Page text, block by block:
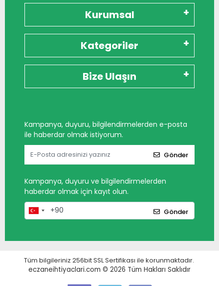
Kurumsal
Kategoriler
Bize Ulaşın
Kampanya, duyuru, bilgilendirmelerden e-posta
ile haberdar olmak istiyorum.
Gönder
Kampanya, duyuru ve bilgilendirmelerden
haberdar olmak için kayıt olun.
Gönder
Tüm bilgileriniz 256bit SSL Sertifikası ile korunmaktadır.
eczaneihtiyaclari.com © 2026 Tüm Hakları Saklıdır